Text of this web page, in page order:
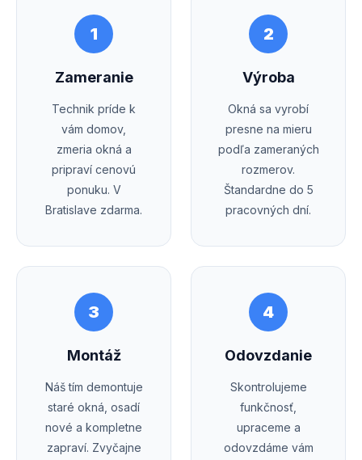
1
Zameranie
Technik príde k
vám domov,
zmeria okná a
pripraví cenovú
ponuku. V
Bratislave zdarma.
2
Výroba
Okná sa vyrobí
presne na mieru
podľa zameraných
rozmerov.
Štandardne do 5
pracovných dní.
3
Montáž
Náš tím demontuje
staré okná, osadí
nové a kompletne
zapraví. Zvyčajne
4
Odovzdanie
Skontrolujeme
funkčnosť,
upraceme a
odovzdáme vám